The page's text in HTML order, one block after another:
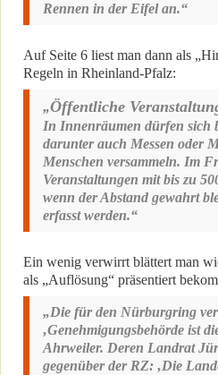
Rennen in der Eifel an.“
Auf Seite 6 liest man dann als
Regeln in Rheinland-Pfalz:
„Öffentliche
In Innenräumen dürfen sich
darunter auch Messen oder
Menschen versammeln. Im
Veranstaltungen mit bis zu
wenn der Abstand gewahrt
erfasst werden.“
Ein wenig verwirrt blättert man
als „Auflösung“ präsentiert
„Die für den Nürburgring
‚Genehmigungsbehörde ist
Ahrweiler. Deren Landrat
gegenüber der RZ: ‚Die